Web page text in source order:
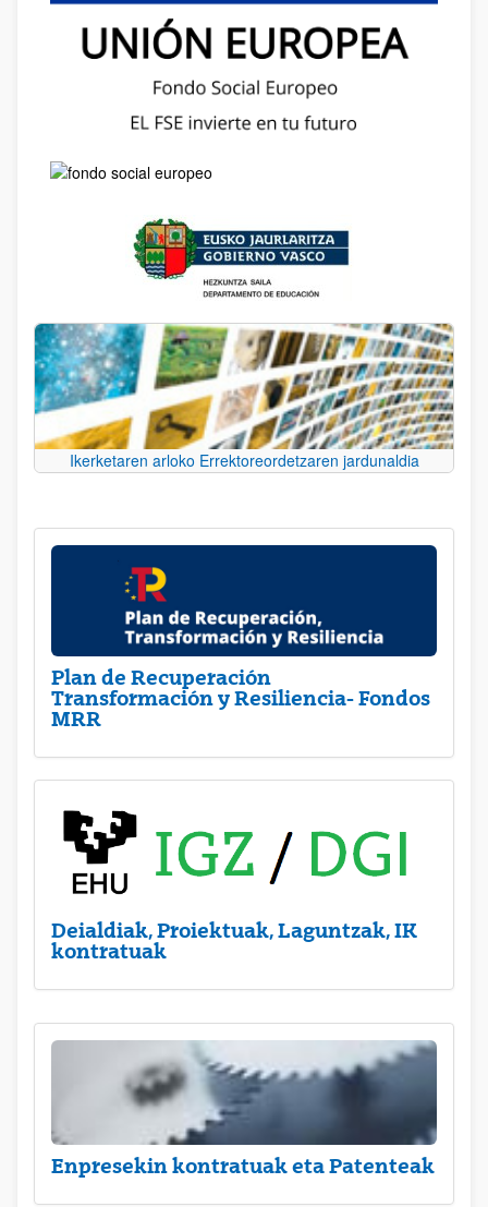
Ikerketaren arloko Errektoreordetzaren jardunaldia
Plan de Recuperación
Transformación y Resiliencia- Fondos
MRR
Deialdiak, Proiektuak, Laguntzak, IK
kontratuak
Enpresekin kontratuak eta Patenteak